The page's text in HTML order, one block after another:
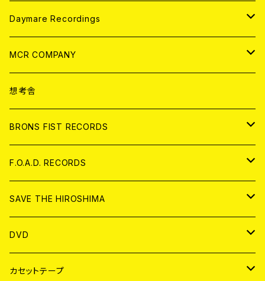
アパレル
ANALOG
CD
ANALOG
Daymare Recordings
CD
ANALOG
MCR COMPANY
CD
アパレル
ANALOG
想考舎
BRONS FIST RECORDS
CD
ANALOG
F.O.A.D. RECORDS
CD
ANALOG
SAVE THE HIROSHIMA
アパレル
BADGE
DVD
JAPAN
カセットテープ